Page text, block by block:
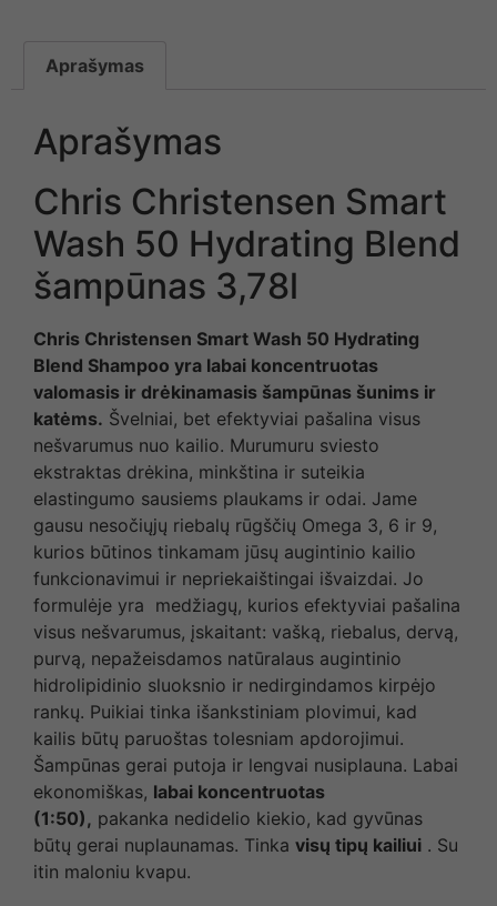
Aprašymas
Aprašymas
Chris Christensen Smart
Wash 50 Hydrating Blend
šampūnas 3,78l
Chris Christensen Smart Wash 50 Hydrating
Blend Shampoo yra labai koncentruotas
valomasis ir drėkinamasis šampūnas šunims ir
katėms. Švelniai, bet efektyviai pašalina visus
nešvarumus nuo kailio. Murumuru sviesto
ekstraktas drėkina, minkština ir suteikia
elastingumo sausiems plaukams ir odai. Jame
gausu nesočiųjų riebalų rūgščių Omega 3, 6 ir 9,
kurios būtinos tinkamam jūsų augintinio kailio
funkcionavimui ir nepriekaištingai išvaizdai. Jo
formulėje yra medžiagų, kurios efektyviai pašalina
visus nešvarumus, įskaitant: vašką, riebalus, dervą,
purvą, nepažeisdamos natūralaus augintinio
hidrolipidinio sluoksnio ir nedirgindamos kirpėjo
rankų. Puikiai tinka išankstiniam plovimui, kad
kailis būtų paruoštas tolesniam apdorojimui.
Šampūnas gerai putoja ir lengvai nusiplauna. Labai
ekonomiškas, labai koncentruotas
(1:50), pakanka nedidelio kiekio, kad gyvūnas
būtų gerai nuplaunamas. Tinka visų tipų kailiui . Su
itin maloniu kvapu.